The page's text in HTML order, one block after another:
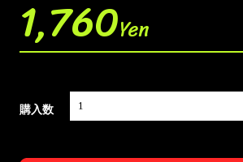
1,760Yen
購入数